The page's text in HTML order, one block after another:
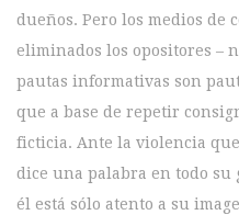
dueños. Pero los medios de
eliminados los opositores –
pautas informativas son
que a base de repetir
ficticia. Ante la violencia
dice una palabra en todo su
él está sólo atento a su